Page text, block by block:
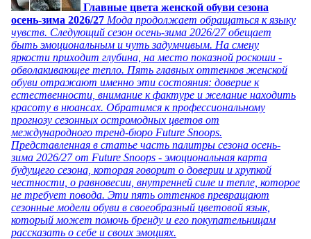
Главные цвета женской обуви сезона
осень-зима 2026/27 Мода продолжает обращаться к языку
чувств. Следующий сезон осень-зима 2026/27 обещает
быть эмоциональным и чуть задумчивым. На смену
яркости приходит глубина, на место показной роскоши -
обволакивающее тепло. Пять главных оттенков женской
обуви отражают именно эти состояния: доверие к
естественности, внимание к фактуре и желание находить
красоту в нюансах. Обратимся к профессиональному
прогнозу сезонных остромодных цветов от
международного тренд-бюро Future Snoops.
Представленная в статье часть палитры сезона осень-
зима 2026/27 от Future Snoops - эмоциональная карта
будущего сезона, которая говорит о доверии и хрупкой
честности, о равновесии, внутренней силе и тепле, которое
не требует повода. Эти пять оттенков превращают
сезонные модели обуви в своеобразный цветовой язык,
который может помочь бренду и его покупательницам
рассказать о себе и своих эмоциях.